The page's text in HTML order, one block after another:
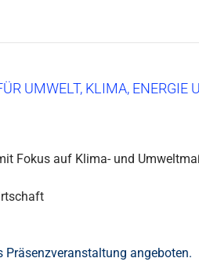
UMWELT, KLIMA, ENERGIE
Fokus auf Klima- und
Präsenzveranstaltung angeboten.